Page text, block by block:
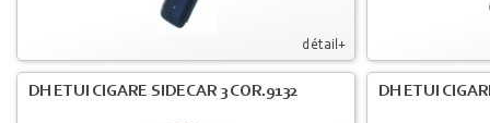
détail+
DH ETUI CIGARE SIDECAR 3 COR.9132 DH ETUI